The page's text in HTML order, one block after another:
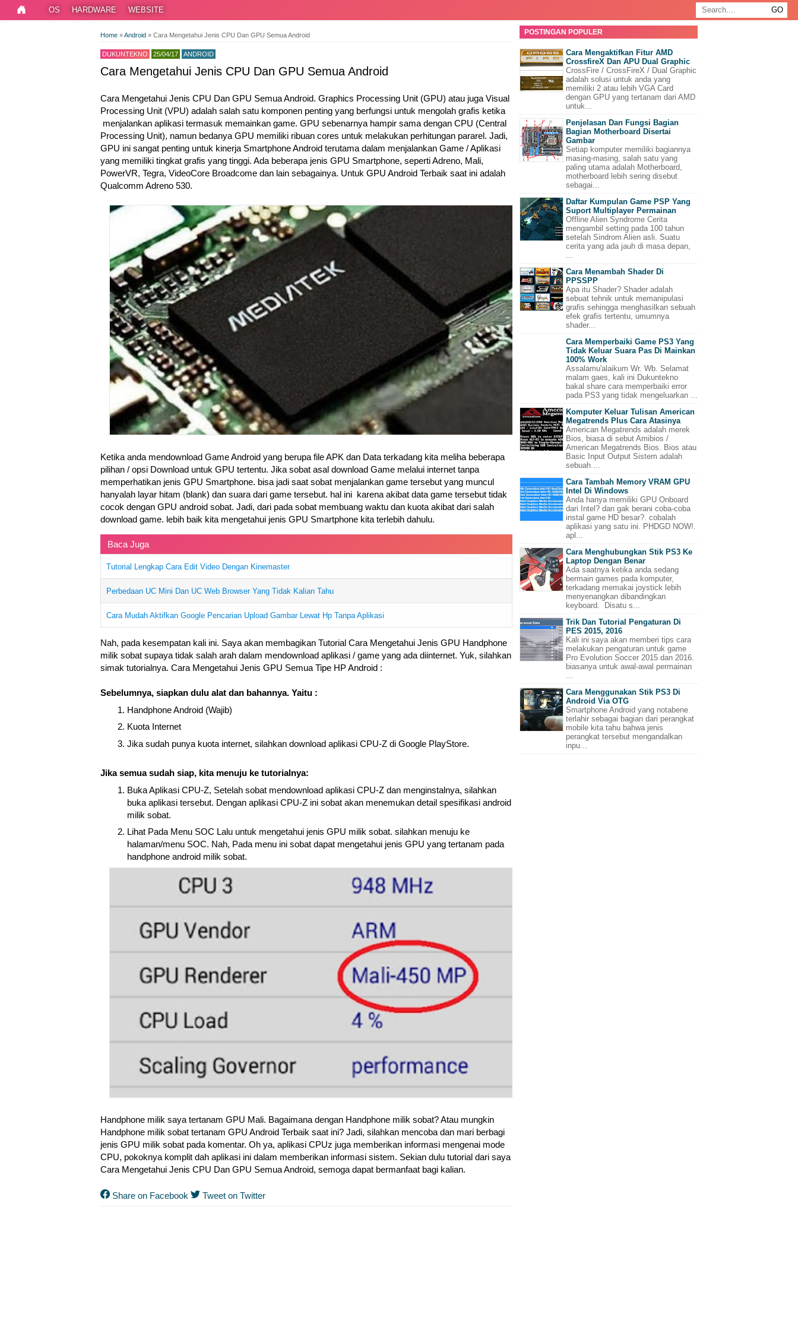
OS HARDWARE WEBSITE
Home »Android » Cara Mengetahui Jenis CPU Dan GPU Semua Android
DUKUNTEKNO 25/04/17 ANDROID
Cara Mengetahui Jenis CPU Dan GPU Semua Android
Cara Mengetahui Jenis CPU Dan GPU Semua Android. Graphics Processing Unit (GPU) atau juga Visual
Processing Unit (VPU) adalah salah satu komponen penting yang berfungsi untuk mengolah grafis ketika
menjalankan aplikasi termasuk memainkan game. GPU sebenarnya hampir sama dengan CPU (Central
Processing Unit), namun bedanya GPU memiliki ribuan cores untuk melakukan perhitungan pararel. Jadi,
GPU ini sangat penting untuk kinerja Smartphone Android terutama dalam menjalankan Game / Aplikasi
yang memiliki tingkat grafis yang tinggi. Ada beberapa jenis GPU Smartphone, seperti Adreno, Mali,
PowerVR, Tegra, VideoCore Broadcome dan lain sebagainya. Untuk GPU Android Terbaik saat ini adalah
Qualcomm Adreno 530.
Ketika anda mendownload Game Android yang berupa file APK dan Data terkadang kita meliha beberapa
pilihan / opsi Download untuk GPU tertentu. Jika sobat asal download Game melalui internet tanpa
memperhatikan jenis GPU Smartphone. bisa jadi saat sobat menjalankan game tersebut yang muncul
hanyalah layar hitam (blank) dan suara dari game tersebut. hal ini karena akibat data game tersebut tidak
cocok dengan GPU android sobat. Jadi, dari pada sobat membuang waktu dan kuota akibat dari salah
download game. lebih baik kita mengetahui jenis GPU Smartphone kita terlebih dahulu.
Baca Juga
Tutorial Lengkap Cara Edit Video Dengan Kinemaster
Perbedaan UC Mini Dan UC Web Browser Yang Tidak Kalian Tahu
Cara Mudah Aktifkan Google Pencarian Upload Gambar Lewat Hp Tanpa Aplikasi
Nah, pada kesempatan kali ini. Saya akan membagikan Tutorial Cara Mengetahui Jenis GPU Handphone
milik sobat supaya tidak salah arah dalam mendownload aplikasi / game yang ada diinternet. Yuk, silahkan
simak tutorialnya. Cara Mengetahui Jenis GPU Semua Tipe HP Android :
Sebelumnya, siapkan dulu alat dan bahannya. Yaitu :
Handphone Android (Wajib)
Kuota Internet
Jika sudah punya kuota internet, silahkan download aplikasi CPU-Z di Google PlayStore.
Jika semua sudah siap, kita menuju ke tutorialnya:
Buka Aplikasi CPU-Z, Setelah sobat mendownload aplikasi CPU-Z dan menginstalnya, silahkan
buka aplikasi tersebut. Dengan aplikasi CPU-Z ini sobat akan menemukan detail spesifikasi android
milik sobat.
Lihat Pada Menu SOC Lalu untuk mengetahui jenis GPU milik sobat. silahkan menuju ke
halaman/menu SOC. Nah, Pada menu ini sobat dapat mengetahui jenis GPU yang tertanam pada
handphone android milik sobat.
Handphone milik saya tertanam GPU Mali. Bagaimana dengan Handphone milik sobat? Atau mungkin
Handphone milik sobat tertanam GPU Android Terbaik saat ini? Jadi, silahkan mencoba dan mari berbagi
jenis GPU milik sobat pada komentar. Oh ya, aplikasi CPUz juga memberikan informasi mengenai mode
CPU, pokoknya komplit dah aplikasi ini dalam memberikan informasi sistem. Sekian dulu tutorial dari saya
Cara Mengetahui Jenis CPU Dan GPU Semua Android, semoga dapat bermanfaat bagi kalian.
Share on Facebook Tweet on Twitter
POSTINGAN POPULER
Cara Mengaktifkan Fitur AMD
CrossfireX Dan APU Dual Graphic
CrossFire / CrossFireX / Dual Graphic
adalah solusi untuk anda yang
memiliki 2 atau lebih VGA Card
dengan GPU yang tertanam dari AMD
untuk...
Penjelasan Dan Fungsi Bagian
Bagian Motherboard Disertai
Gambar
Setiap komputer memiliki bagiannya
masing-masing, salah satu yang
paling utama adalah Motherboard,
motherboard lebih sering disebut
sebagai...
Daftar Kumpulan Game PSP Yang
Suport Multiplayer Permainan
Offline Alien Syndrome Cerita
mengambil setting pada 100 tahun
setelah Sindrom Alien asli. Suatu
cerita yang ada jauh di masa depan,
...
Cara Menambah Shader Di
PPSSPP
Apa itu Shader? Shader adalah
sebuat tehnik untuk memanipulasi
grafis sehingga menghasilkan sebuah
efek grafis tertentu, umumnya
shader...
Cara Memperbaiki Game PS3 Yang
Tidak Keluar Suara Pas Di Mainkan
100% Work
Assalamu'alaikum Wr. Wb. Selamat
malam gaes, kali ini Dukuntekno
bakal share cara memperbaiki error
pada PS3 yang tidak mengeluarkan ...
Komputer Keluar Tulisan American
Megatrends Plus Cara Atasinya
American Megatrends adalah merek
Bios, biasa di sebut Amibios /
American Megatrends Bios. Bios atau
Basic Input Output Sistem adalah
sebuah ...
Cara Tambah Memory VRAM GPU
Intel Di Windows
Anda hanya memiliki GPU Onboard
dari Intel? dan gak berani coba-coba
instal game HD besar?. cobalah
aplikasi yang satu ini. PHDGD NOW!.
apl...
Cara Menghubungkan Stik PS3 Ke
Laptop Dengan Benar
Ada saatnya ketika anda sedang
bermain games pada komputer,
terkadang memakai joystick lebih
menyenangkan dibandingkan
keyboard. Disatu s...
Trik Dan Tutorial Pengaturan Di
PES 2015, 2016
Kali ini saya akan memberi tips cara
melakukan pengaturan untuk game
Pro Evolution Soccer 2015 dan 2016.
biasanya untuk awal-awal permainan
...
Cara Menggunakan Stik PS3 Di
Android Via OTG
Smartphone Android yang notabene
terlahir sebagai bagian dari perangkat
mobile kita tahu bahwa jenis
perangkat tersebut mengandalkan
inpu...